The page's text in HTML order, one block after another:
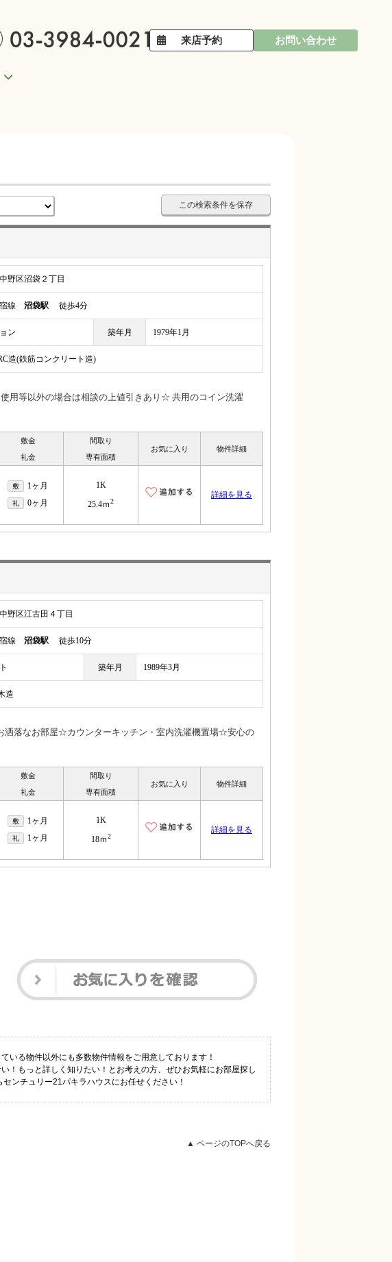
来店予約 お問い合わせ
この検索条件を保存
野区沼袋２丁目
線 沼袋駅 徒歩4分
ン 築年月 1979年1月
造(鉄筋コンクリート造)
用等以外の場合は相談の上値引きあり☆ 共用のコイン洗濯
敷金
礼金
間取り
専有面積
お気に入り 物件詳細
敷 1ヶ月
礼 0ヶ月
1K
25.4ｍ2
詳細を見る
野区江古田４丁目
線 沼袋駅 徒歩10分
築年月 1989年3月
造
洒落なお部屋☆カウンターキッチン・室内洗濯機置場☆安心の
敷金
礼金
間取り
専有面積
お気に入り 物件詳細
敷 1ヶ月
礼 1ヶ月
1K
18ｍ2
詳細を見る
いる物件以外にも多数物件情報をご用意しております！
！もっと詳しく知りたい！とお考えの方、ぜひお気軽にお部屋探し
ンチュリー21パキラハウスにお任せください！
▲ ページのTOPへ戻る